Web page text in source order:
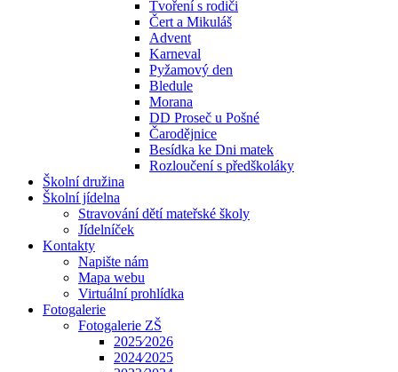
Tvoření s rodiči
Čert a Mikuláš
Advent
Karneval
Pyžamový den
Bledule
Morana
DD Proseč u Pošné
Čarodějnice
Besídka ke Dni matek
Rozloučení s předškoláky
Školní družina
Školní jídelna
Stravování dětí mateřské školy
Jídelníček
Kontakty
Napište nám
Mapa webu
Virtuální prohlídka
Fotogalerie
Fotogalerie ZŠ
2025⁄2026
2024⁄2025